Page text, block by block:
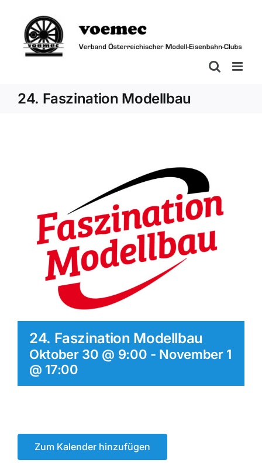
springen
24. Faszination Modellbau
24. Faszination Modellbau
Oktober 30 @ 9:00 - November 1
@ 17:00
Zum Kalender hinzufügen